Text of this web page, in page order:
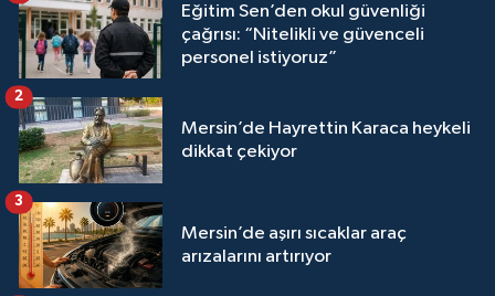
Eğitim Sen’den okul güvenliği
çağrısı: “Nitelikli ve güvenceli
personel istiyoruz”
Mersin’de Hayrettin Karaca heykeli
dikkat çekiyor
2
Mersin’de aşırı sıcaklar araç
arızalarını artırıyor
3